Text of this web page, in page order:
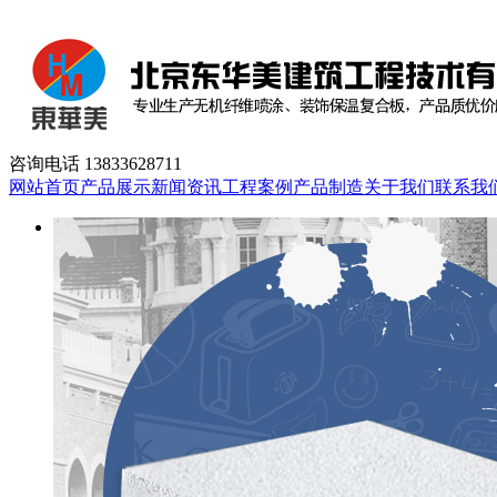
咨询电话 13833628711
网站首页产品展示新闻资讯工程案例 产品制造关于我们联系我